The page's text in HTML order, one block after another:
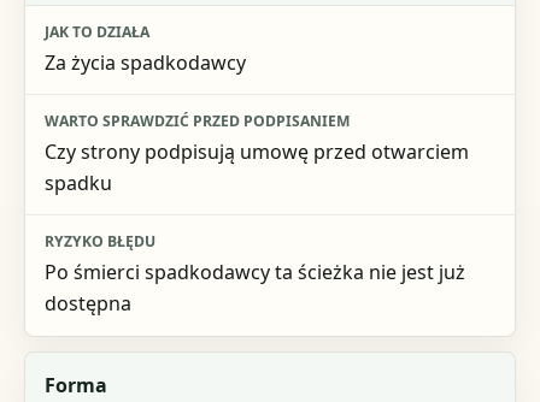
Jak to działa
Warto sprawdzić przed podpisaniem
Za życia spadkodawcy
Czy strony podpisują umowę przed otwarciem
spadku
Po śmierci spadkodawcy ta ścieżka nie jest już
dostępna
Forma